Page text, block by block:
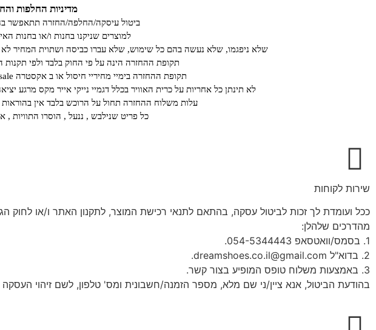
מדיניות החלפות
ביטול עיסקה/החלפה/החזרה תתאפשר
למוצרים שניקנו בחנות ו/או בחנות
שלא ניפגמו, שלא נעשה בהם כל שימוש, שלא עברו כביסה ושתוית המחיר
תקופת ההחזרה הינה על פי החוק בלבד ולפי תקנות הגנת
תקופת ההחזרה בימיי מחיריי חיסול או ב אקסטרה sale באתר, יהיו תוך 24 שעות מקסימום.
לא תינתן כל אחריות על כרית האוויר בכלל דגמיי נייקי אייר מקס מרגע
עלות משלוח ההחזרה תחול על הרוכש בלבד אין בהוראות
כל פריט שנילבש , ננעל , הוסרו התוויות ,
שירות לקוחות
מהדרכים שלהלן:
1. בסמס/וואטסאפ 054-5344443.
2. בדוא"ל dreamshoes.co.il@gmail.com.
3. באמצעות משלוח טופס המופיע בצור קשר.
בהודעת הביטול, אנא ציין/ני שם מלא, מספר הזמנה/חשבונית ומס' טלפון, לשם זיהוי העסקה